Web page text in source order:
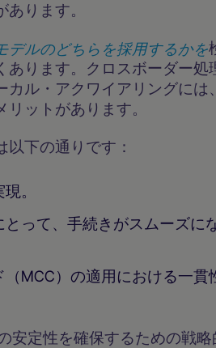
ります。
デルのどちらを採用するかを
ります。クロスボーダー処
ル・アクワイアリングには
ットがあります。
下の通りです：
。
って、手続きがスムーズに
MCC）の適用における一貫
安定性を確保するための戦略